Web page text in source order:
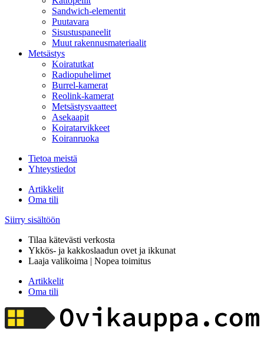
Sandwich-elementit
Puutavara
Sisustuspaneelit
Muut rakennusmateriaalit
Metsästys
Koiratutkat
Radiopuhelimet
Burrel-kamerat
Reolink-kamerat
Metsästysvaatteet
Asekaapit
Koiratarvikkeet
Koiranruoka
Tietoa meistä
Yhteystiedot
Artikkelit
Oma tili
Siirry sisältöön
Tilaa kätevästi verkosta
Ykkös- ja kakkoslaadun ovet ja ikkunat
Laaja valikoima | Nopea toimitus
Artikkelit
Oma tili